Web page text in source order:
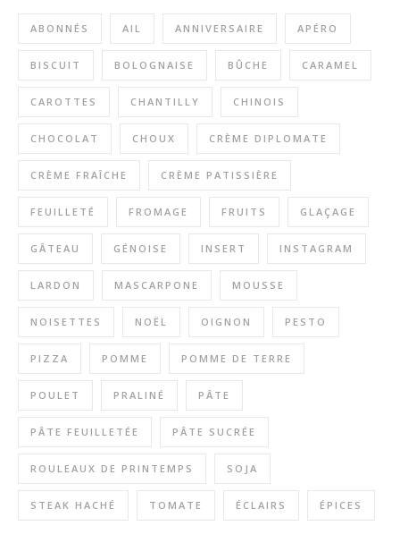
ABONNÉS AIL ANNIVERSAIRE APÉRO
BISCUIT BOLOGNAISE BÛCHE CARAMEL
CAROTTES CHANTILLY CHINOIS
CHOCOLAT CHOUX CRÈME DIPLOMATE
CRÈME FRAÎCHE CRÈME PATISSIÈRE
FEUILLETÉ FROMAGE FRUITS GLAÇAGE
GÂTEAU GÉNOISE INSERT INSTAGRAM
LARDON MASCARPONE MOUSSE
NOISETTES NOËL OIGNON PESTO
PIZZA POMME POMME DE TERRE
POULET PRALINÉ PÂTE
PÂTE FEUILLETÉE PÂTE SUCRÉE
ROULEAUX DE PRINTEMPS SOJA
STEAK HACHÉ TOMATE ÉCLAIRS ÉPICES